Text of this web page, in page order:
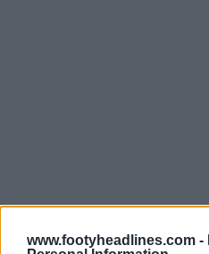
www.footyheadlines.com -